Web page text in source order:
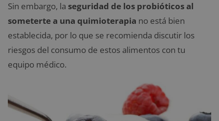
Sin embargo, la seguridad de los probióticos al
someterte a una quimioterapia no está bien
establecida, por lo que se recomienda discutir los
riesgos del consumo de estos alimentos con tu
equipo médico.